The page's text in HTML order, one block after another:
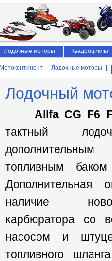
Мотоконтинент Лодочные моторы
Лодочный
Allfa CG F6
тактный
топливным
Дополнительная
наличие
карбюратора со
насосом и
топливного
Лодочные моторы Квадроциклы